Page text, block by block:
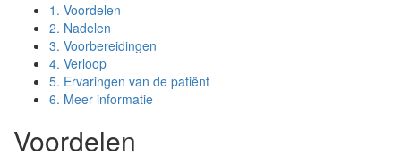
1. Voordelen
2. Nadelen
3. Voorbereidingen
4. Verloop
5. Ervaringen van de patiënt
6. Meer informatie
Voordelen